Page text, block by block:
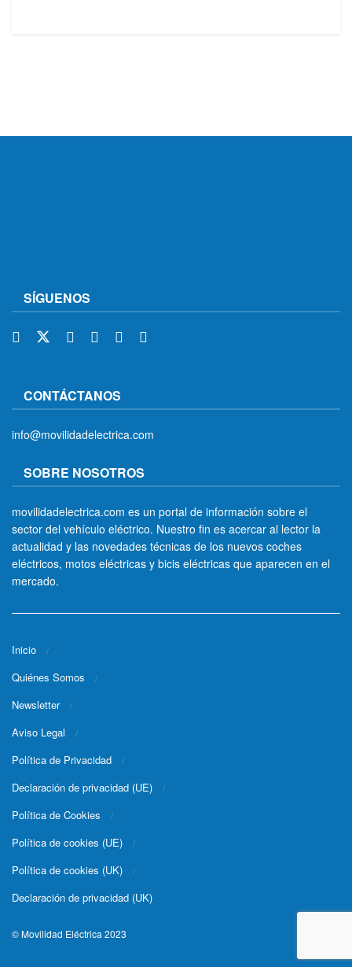
SÍGUENOS
CONTÁCTANOS
info@movilidadelectrica.com
SOBRE NOSOTROS
movilidadelectrica.com es un portal de información sobre el
sector del vehículo eléctrico. Nuestro fin es acercar al lector la
actualidad y las novedades técnicas de los nuevos coches
eléctricos, motos eléctricas y bicis eléctricas que aparecen en el
mercado.
Inicio
Quiénes Somos
Newsletter
Aviso Legal
Política de Privacidad
Declaración de privacidad (UE)
Política de Cookies
Política de cookies (UE)
Política de cookies (UK)
Declaración de privacidad (UK)
© Movilidad Eléctrica 2023